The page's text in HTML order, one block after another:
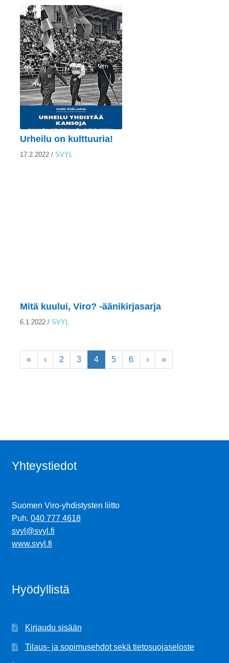
Urheilu on kulttuuria!
17.2.2022/ SVYL
Mitä kuului, Viro? -äänikirjasarja
6.1.2022/ SVYL
« ‹ 2 3 4 5 6 › »
Yhteystiedot
Suomen Viro-yhdistysten liitto
Puh. 040 777 4618
svyl@svyl.fi
www.svyl.fi
Hyödyllistä
Kirjaudu sisään
Tilaus- ja sopimusehdot sekä tietosuojaseloste